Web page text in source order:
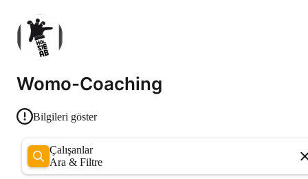
Womo-Coaching
Bilgileri göster
Çalışanlar
Ara & Filtre